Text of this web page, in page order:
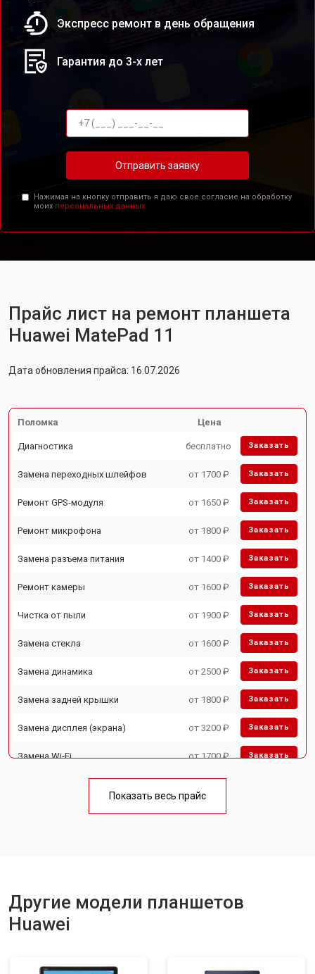
Экспресс ремонт в день обращения
Гарантия до 3-х лет
Отправить заявку
Нажимая на кнопку отправить я даю свое согласие на обработку
моих персональных данных.
Прайс лист на ремонт планшета
Huawei MatePad 11
Дата обновления прайса: 16.07.2026
Поломка Цена
Диагностика бесплатно Заказать
Замена переходных шлейфов от 1700 ₽ Заказать
Ремонт GPS-модуля от 1650 ₽ Заказать
Ремонт микрофона от 1800 ₽ Заказать
Замена разъема питания от 1400 ₽ Заказать
Ремонт камеры от 1600 ₽ Заказать
Чистка от пыли от 1900 ₽ Заказать
Замена стекла от 1600 ₽ Заказать
Замена динамика от 2500 ₽ Заказать
Замена задней крышки от 1800 ₽ Заказать
Замена дисплея (экрана) от 3200 ₽ Заказать
Замена Wi-Fi от 1700 ₽ Заказать
от 1750 ₽
Показать весь прайс
Другие модели планшетов
Huawei